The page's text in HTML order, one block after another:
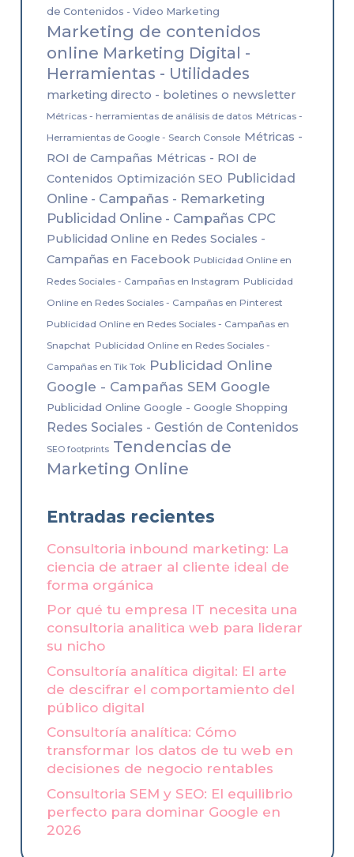
de Contenidos - Video Marketing
Marketing de contenidos
online Marketing Digital -
Herramientas - Utilidades
marketing directo - boletines o newsletter
Métricas - herramientas de análisis de datos Métricas -
Herramientas de Google - Search Console Métricas -
ROI de Campañas Métricas - ROI de
Contenidos Optimización SEO Publicidad
Online - Campañas - Remarketing
Publicidad Online - Campañas CPC
Publicidad Online en Redes Sociales -
Campañas en Facebook Publicidad Online en
Redes Sociales - Campañas en Instagram Publicidad
Online en Redes Sociales - Campañas en Pinterest
Publicidad Online en Redes Sociales - Campañas en
Snapchat Publicidad Online en Redes Sociales -
Campañas en Tik Tok Publicidad Online
Google - Campañas SEM Google
Publicidad Online Google - Google Shopping
Redes Sociales - Gestión de Contenidos
SEO footprints Tendencias de
Marketing Online
Entradas recientes
Consultoria inbound marketing: La
ciencia de atraer al cliente ideal de
forma orgánica
Por qué tu empresa IT necesita una
consultoria analitica web para liderar
su nicho
Consultoría analítica digital: El arte
de descifrar el comportamiento del
público digital
Consultoría analítica: Cómo
transformar los datos de tu web en
decisiones de negocio rentables
Consultoria SEM y SEO: El equilibrio
perfecto para dominar Google en
2026